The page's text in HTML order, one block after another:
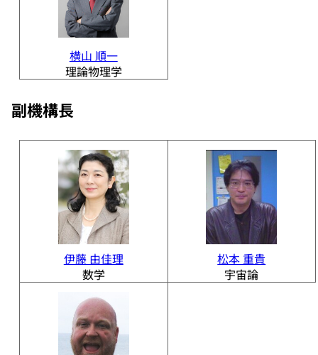
横山 順一
理論物理学
副機構長
伊藤 由佳理
数学
松本 重貴
宇宙論